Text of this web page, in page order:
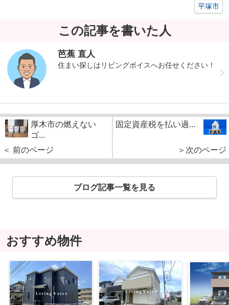
平塚市
この記事を書いた人
芭蕉 直人
住まい探しはリビングボイスへお任せください！
厚木市の燃えない
ゴ...
＜ 前のページ
固定資産税を払い過...
＞次のページ
ブログ記事一覧を見る
おすすめ物件